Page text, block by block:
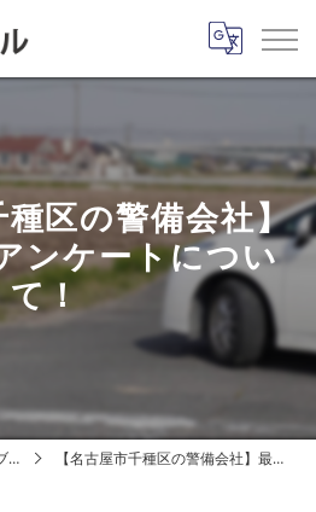
種区の警備会社】
ンケートについ
て！
グ 【名古屋市千種区の警備会社】最近始めたアンケートについて！